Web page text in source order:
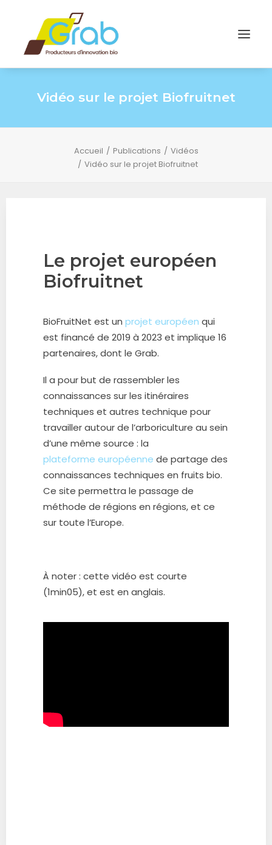
Vidéo sur le projet Biofruitnet
Accueil Publications
Vidéos
Vidéo sur le projet Biofruitnet
Le projet européen
Biofruitnet
BioFruitNet est un projet européen qui
est financé de 2019 à 2023 et implique 16
partenaires, dont le Grab.
Il a pour but de rassembler les
connaissances sur les itinéraires
techniques et autres technique pour
travailler autour de l’arboriculture au sein
d’une même source : la
plateforme européenne de partage des
connaissances techniques en fruits bio.
Ce site permettra le passage de
méthode de régions en régions, et ce
sur toute l’Europe.
À noter : cette vidéo est courte
(1min05), et est en anglais.